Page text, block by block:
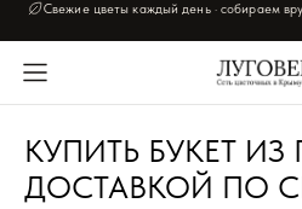
Свежие цветы каждый день · собираем
КУПИТЬ БУКЕТ
ДОСТАВКОЙ ПО